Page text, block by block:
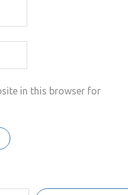
in this browser for